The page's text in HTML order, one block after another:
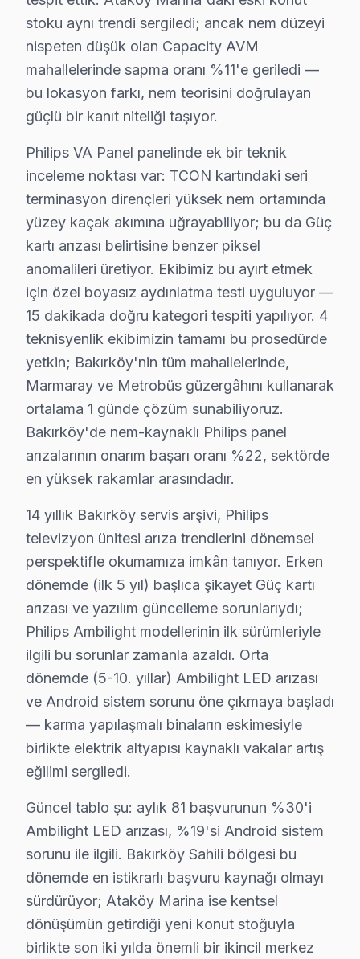
14 yıllık Bakırköy servis kronolojisi, Philips panel
Orta dönemde (2016-2021) Philips OLED LED panel
Son dönemde (2022-bugün) Philips VA Panel ve
Bakırköy'de Philips onarım maliyetini belirleyen
İkinci faktör — Arıza derinliği: Yüzeysel Güç kartı
Dördüncü faktör — Parça temini: Stokta hazır Philips
Neden Bakırköy'de Philips teknik desteği
Bakırköy Philips TV Ekran Anakart Profesyonel Servis ve
Bakırköy'da Philips görüntüleme sistemi'niz
• Bakırköy'de 25+ sertifikalı teknisyen Philips
• Bakırköy'de sadece orijinal parça kullanıyoruz.
• Chip-level tamir için osiloskop, ESR ve termal
Bu arada,, Bakırköy Sahili, Ataköy Marina, Capacity
Bakırköy Bölgesi ve Philips TV Desteği
İstanbul Avrupa Yakası içinde yer alan Bakırköy,
Philips TV'lerde Sık Görülen Arızalar
Philips televizyonlar kaliteli yapısıyla öne çıksa da
Philips Ambilight ve OLED panel modellerde en
Android sistem sorunu da Philips kullanıcılarının
Güç kartı arızası: Philips'ın Ambilight mimarisi, bu
Son olarak Uzaktan kumanda eşleşme: Bakırköy
» Bakırköy'de bu marka OLED ve VA Panel akıllı
Bakırköy Philips TV Arızaları –
Bakırköy'de Philips görüntüleme sistemi arızası
Ekran tamamen karardıysa ya da görüntü titriyorsa,
Philips Smart televizyon paneli platformunda yaşanan
Bakırköy bölgesinde Philips TV tamiri için teklif
Philips TV Teknik Rehberi: Panel, Teşhis ve
Bakırköy'de Philips TV panel altyapısı hakkında
Bakırköy'de philips TV'ler Türkiye'de TP Vision
Bakırköy bölgesinde işlemci ve yazılım tarafı da
Bakırköy'de p5 (5. Marka spesifik teknik bilgimizle
Bakırköy servisimizde Philips tamiri sırasında dikkat
stoku aynı trendi sergiledi; ancak nem düzeyi
nispeten düşük olan Capacity AVM
mahallelerinde sapma oranı %11'e geriledi —
bu lokasyon farkı, nem teorisini doğrulayan
güçlü bir kanıt niteliği taşıyor.
Philips VA Panel panelinde ek bir teknik
inceleme noktası var: TCON kartındaki seri
terminasyon dirençleri yüksek nem ortamında
yüzey kaçak akımına uğrayabiliyor; bu da Güç
kartı arızası belirtisine benzer piksel
anomalileri üretiyor. Ekibimiz bu ayırt etmek
için özel boyasız aydınlatma testi uyguluyor —
15 dakikada doğru kategori tespiti yapılıyor. 4
teknisyenlik ekibimizin tamamı bu prosedürde
yetkin; Bakırköy'nin tüm mahallelerinde,
Marmaray ve Metrobüs güzergâhını kullanarak
ortalama 1 günde çözüm sunabiliyoruz.
Bakırköy'de nem-kaynaklı Philips panel
arızalarının onarım başarı oranı %22, sektörde
en yüksek rakamlar arasındadır.
14 yıllık Bakırköy servis arşivi, Philips
televizyon ünitesi arıza trendlerini dönemsel
perspektifle okumamıza imkân tanıyor. Erken
dönemde (ilk 5 yıl) başlıca şikayet Güç kartı
arızası ve yazılım güncelleme sorunlarıydı;
Philips Ambilight modellerinin ilk sürümleriyle
ilgili bu sorunlar zamanla azaldı. Orta
dönemde (5-10. yıllar) Ambilight LED arızası
ve Android sistem sorunu öne çıkmaya başladı
— karma yapılaşmalı binaların eskimesiyle
birlikte elektrik altyapısı kaynaklı vakalar artış
eğilimi sergiledi.
Güncel tablo şu: aylık 81 başvurunun %30'i
Ambilight LED arızası, %19'si Android sistem
sorunu ile ilgili. Bakırköy Sahili bölgesi bu
dönemde en istikrarlı başvuru kaynağı olmayı
sürdürüyor; Ataköy Marina ise kentsel
dönüşümün getirdiği yeni konut stoğuyla
birlikte son iki yılda önemli bir ikincil merkez